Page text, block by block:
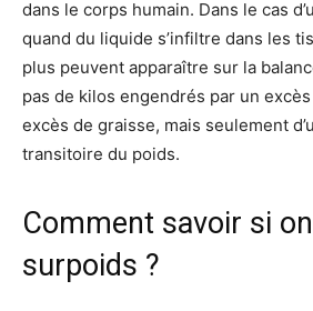
dans le corps humain. Dans le cas
quand du liquide s’infiltre dans les
plus peuvent apparaître sur la
pas de kilos engendrés par un
excès de graisse, mais seulement
transitoire du poids.
Comment savoir si
surpoids ?